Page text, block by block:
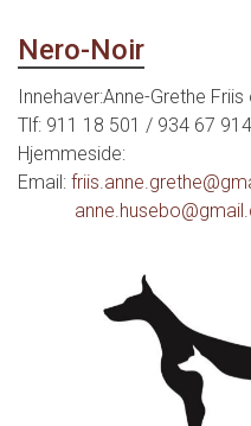
Nero-Noir
Innehaver:Anne-Grethe
Tlf: 911 18 501 / 934 67 914
Hjemmeside:
Email: